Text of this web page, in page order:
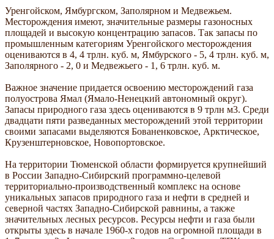
Уренгойском, Ямбургском, Заполярном и Медвежьем.
Месторождения имеют, значительные размеры газоносных
площадей и высокую концентрацию запасов. Так запасы по
промышленным категориям Уренгойского месторождения
оцениваются в 4, 4 трлн. куб. м, Ямбурского - 5, 4 трлн. куб. м,
Заполярного - 2, 0 и Медвежьего - 1, 6 трлн. куб. м.
Важное значение придается освоению месторождений газа
полуострова Ямал (Ямало-Ненецкий автономный округ).
Запасы природного газа здесь оцениваются в 9 трлн м3. Среди
двадцати пяти разведанных месторождений этой территории
своими запасами выделяются Бованенковское, Арктическое,
Крузенштерновское, Новопортовское.
На территории Тюменской области формируется крупнейший
в России Западно-Сибирский программно-целевой
территориально-производственный комплекс на основе
уникальных запасов природного газа и нефти в средней и
северной частях Западно-Сибирской равнины, а также
значительных лесных ресурсов. Ресурсы нефти и газа были
открыты здесь в начале 1960-х годов на огромной площади в